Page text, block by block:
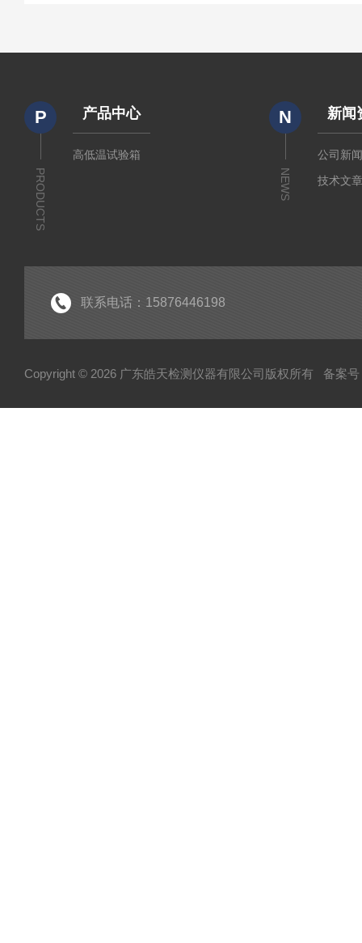
P
PRODUCTS
产品中心
高低温试验箱
N
NEWS
新闻
公司新
技术文
联系电话：15876446198
Copyright © 2026 广东皓天检测仪器有限公司版权所有 备案号